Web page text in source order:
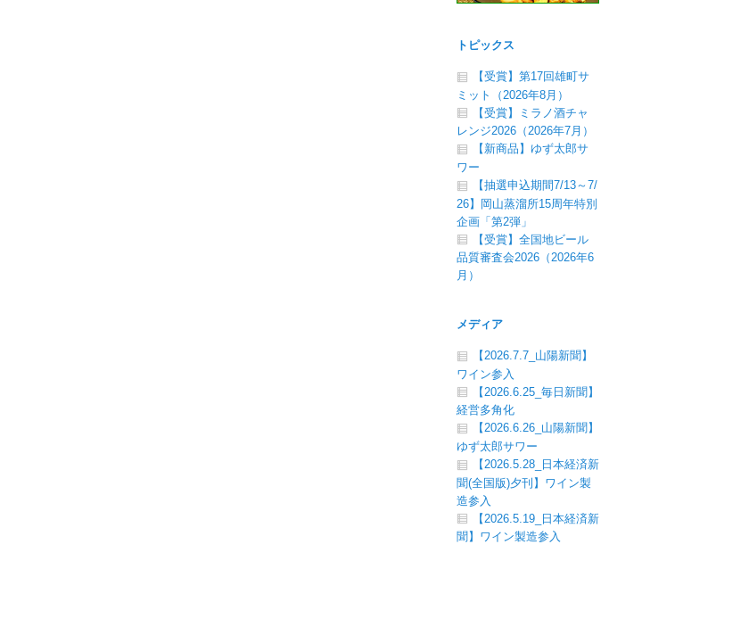
トピックス
【受賞】第17回雄町サ
ミット（2026年8月）
【受賞】ミラノ酒チャ
レンジ2026（2026年7月）
【新商品】ゆず太郎サ
ワー
【抽選申込期間7/13～7/
26】岡山蒸溜所15周年特別
企画「第2弾」
【受賞】全国地ビール
品質審査会2026（2026年6
月）
メディア
【2026.7.7_山陽新聞】
ワイン参入
【2026.6.25_毎日新聞】
経営多角化
【2026.6.26_山陽新聞】
ゆず太郎サワー
【2026.5.28_日本経済新
聞(全国版)夕刊】ワイン製
造参入
【2026.5.19_日本経済新
聞】ワイン製造参入